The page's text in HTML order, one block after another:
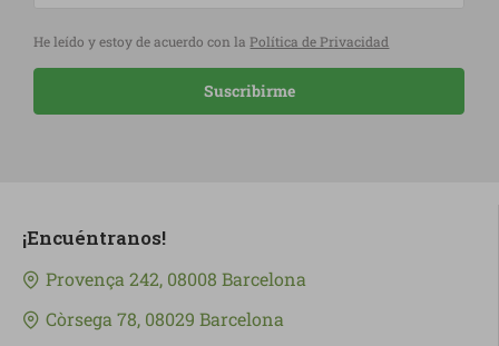
He leído y estoy de acuerdo con la Política de Privacidad
Suscribirme
¡Encuéntranos!
Provença 242, 08008 Barcelona
Còrsega 78, 08029 Barcelona